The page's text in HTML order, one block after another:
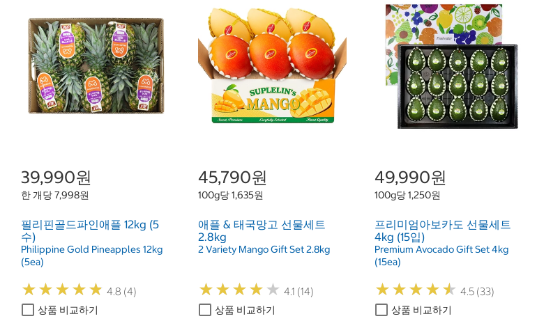
39,990원
한 개당 7,998원
필리핀골드파인애플 12kg (5
수)
Philippine Gold Pineapples 12kg
(5ea)
★★★★★
★★★★★ 4.8 (4)
상품 비교하기
45,790원
100g당 1,635원
애플 & 태국망고 선물세트
2.8kg
2 Variety Mango Gift Set 2.8kg
★★★★ ★
★★★★ ★ 4.1 (14)
상품 비교하기
49,990원
100g당 1,250원
프리미엄아보카도 선물세트
4kg (15입)
Premium Avocado Gift Set 4kg
(15ea)
★★★★★
★★★★★ 4.5 (33)
상품 비교하기